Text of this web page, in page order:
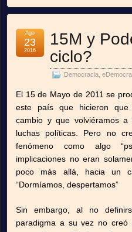
15M y
ciclo?
Democracia
Ago
23
2016
El 15 de Mayo de 2011 se
este país que hicieron que
cambio y que volviéramos a
luchas políticas. Pero no
fenómeno como algo
implicaciones no eran
poco más allá, hacia un
“Dormíamos, despertamos”
Sin embargo, al no
paradigma a su vez no creó